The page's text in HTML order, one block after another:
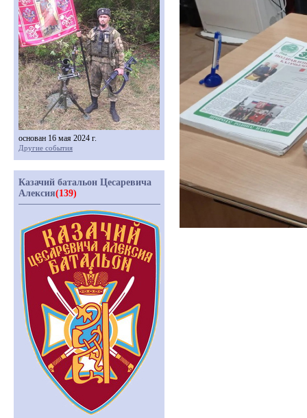
основан 16 мая 2024 г.
Другие события
Казачий батальон Цесаревича
Алексия(139)